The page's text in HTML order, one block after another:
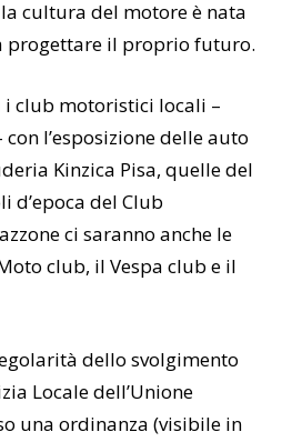
cultura del motore è nata
progettare il proprio futuro.
i club motoristici locali –
l’esposizione delle auto
Kinzica Pisa, quelle del
d’epoca del Club
ci saranno anche le
club, il Vespa club e il
dello svolgimento
Locale dell’Unione
una ordinanza (visibile in